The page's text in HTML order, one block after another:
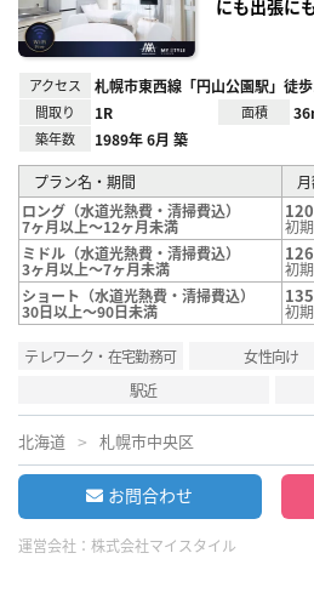
にも出張に
アクセス 札幌市東西線「円山公園駅」徒
間取り 1R 面積
築年数 1989年 6月 築
プラン名・期間
ロング（水道光熱費・清掃費込）
7ヶ月以上～12ヶ月未満
初
ミドル（水道光熱費・清掃費込）
3ヶ月以上～7ヶ月未満
初
ショート（水道光熱費・清掃費込）
30日以上～90日未満 初
テレワーク・在宅勤務可 女性向け
駅近
北海道 札幌市中央区
お問合わせ
運営会社： 株式会社マイスタイル